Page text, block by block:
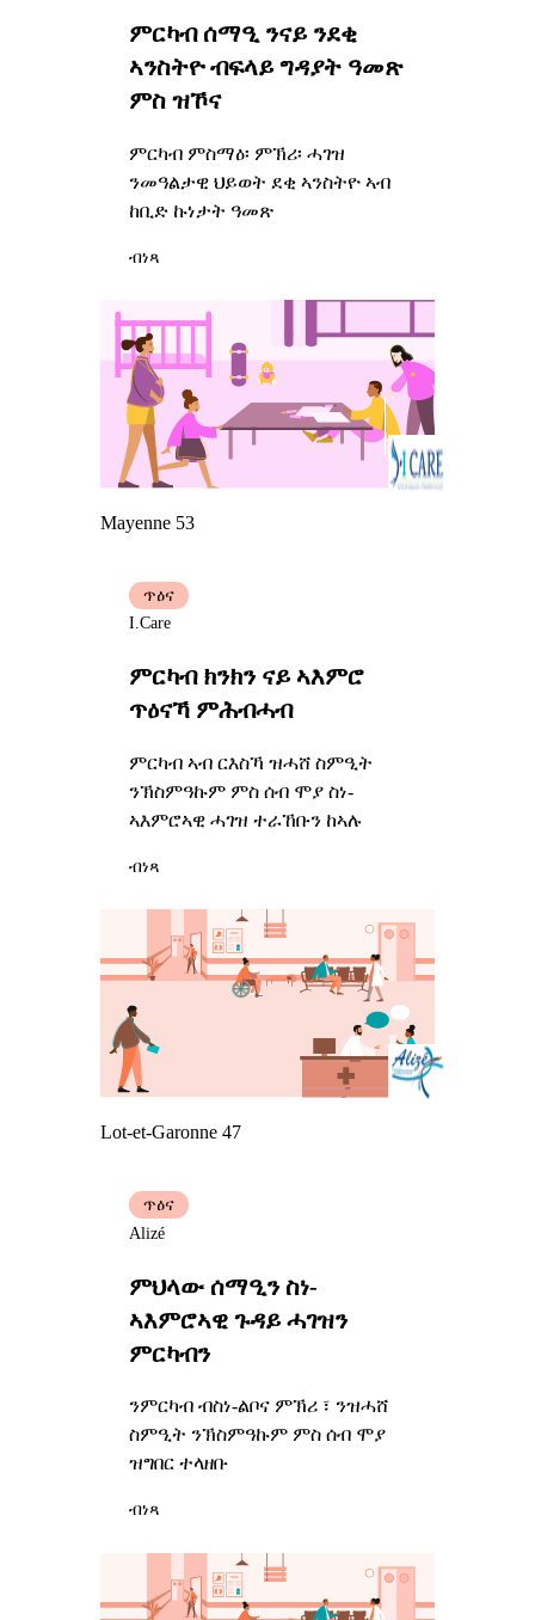
ምርካብ ሰማዒ ንናይ ንደቂ
ኣንስትዮ ብፍላይ ግዳያት ዓመጽ
ምስ ዝኾና
ምርካብ ምስማዕ፡ ምኽሪ፡ ሓገዝ
ንመዓልታዊ ህይወት ደቂ ኣንስትዮ ኣብ
ከቢድ ኩነታት ዓመጽ
ብነጻ
Mayenne 53
ምርካብ ክንክን ናይ ኣእምሮ
ጥዕናኻ ምሕብሓብ
ምርካብ ኣብ ርእስኻ ዝሓሸ ስምዒት
ንኽስምዓኩም ምስ ሰብ ሞያ ስነ-
ኣእምሮኣዊ ሓገዝ ተራኸቡን ከኣሉ
ጥዕና
I.Care
ብነጻ
Lot-et-Garonne 47
ምህላው ሰማዒን ስነ-
ኣእምሮኣዊ ጉዳይ ሓገዝን
ምርካብን
ንምርካብ ብስነ-ልቦና ምኽሪ ፣ ንዝሓሸ
ስምዒት ንኽስምዓኩም ምስ ሰብ ሞያ
ዝግበር ተላዘቡ
ጥዕና
Alizé
ብነጻ